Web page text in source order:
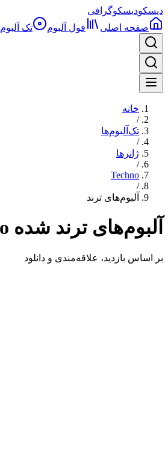
دیسکودیسکوگرافی
صفحه اصلی
فول آلبوم‌ تک آلبوم
خانه
/
تک‌آلبوم‌ها
/
ژانرها
/
Techno
/
آلبوم‌های ترند
آلبوم‌های ترند شده Techno
بر اساس بازدید، علاقه‌مندی و دانلود